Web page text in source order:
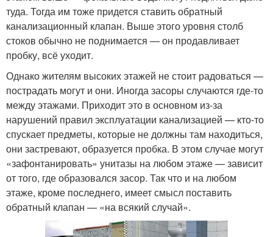
туда. Тогда им тоже придется ставить обратный
канализационный клапан. Выше этого уровня столб
стоков обычно не поднимается — он продавливает
пробку, всё уходит.
Однако жителям высоких этажей не стоит радоваться —
пострадать могут и они. Иногда засоры случаются где-то
между этажами. Приходит это в основном из-за
нарушений правил эксплуатации канализацией — кто-то
спускает предметы, которые не должны там находиться,
они застревают, образуется пробка. В этом случае могут
«зафонтанировать» унитазы на любом этаже — зависит
от того, где образовался засор. Так что и на любом
этаже, кроме последнего, имеет смысл поставить
обратный клапан — «на всякий случай».